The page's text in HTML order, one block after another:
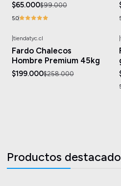
$65.000$99.000
5.0
tiendatyc.cl
Fardo Chalecos
Hombre Premium 45kg
$199.000$258.000
Productos